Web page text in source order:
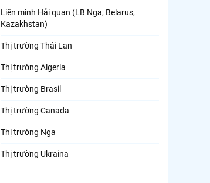
Liên minh Hải quan (LB Nga, Belarus,
Kazakhstan)
Thị trường Thái Lan
Thị trường Algeria
Thị trường Brasil
Thị trường Canada
Thị trường Nga
Thị trường Ukraina